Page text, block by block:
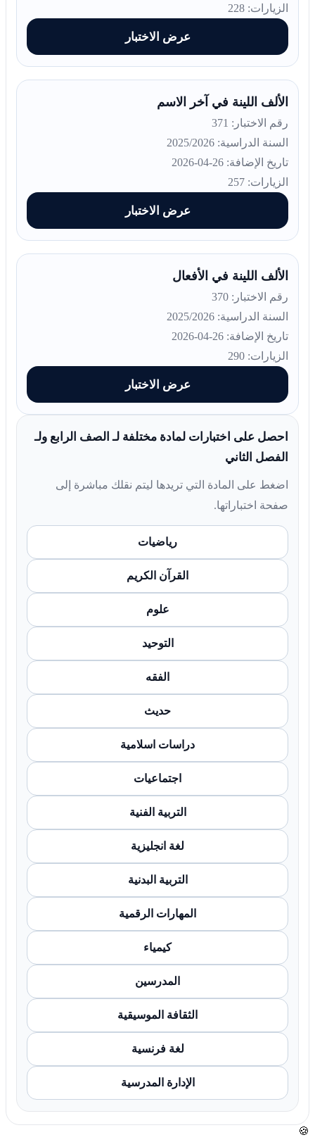
الزيارات: 228
عرض الاختبار
الألف اللينة في آخر الاسم
رقم الاختبار: 371
السنة الدراسية: 2025/2026
تاريخ الإضافة: 26-04-2026
الزيارات: 257
عرض الاختبار
الألف اللينة في الأفعال
رقم الاختبار: 370
السنة الدراسية: 2025/2026
تاريخ الإضافة: 26-04-2026
الزيارات: 290
عرض الاختبار
احصل على اختبارات لمادة مختلفة لـ الصف الرابع ولـ
الفصل الثاني
اضغط على المادة التي تريدها ليتم نقلك مباشرة إلى
صفحة اختباراتها.
رياضيات
القرآن الكريم
علوم
التوحيد
الفقه
حديث
دراسات اسلامية
اجتماعيات
التربية الفنية
لغة انجليزية
التربية البدنية
المهارات الرقمية
كيمياء
المدرسين
الثقافة الموسيقية
لغة فرنسية
الإدارة المدرسية
🍪